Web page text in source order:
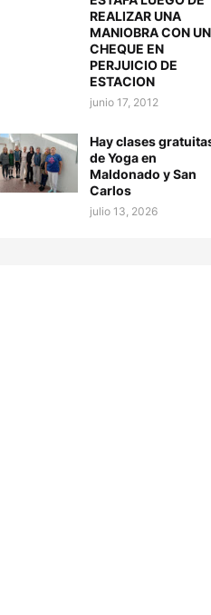
REALIZAR UNA
MANIOBRA CON UN
CHEQUE EN
PERJUICIO DE
ESTACION
junio 17, 2012
Hay clases
de Yoga en
Maldonado y San
Carlos
julio 13, 2026